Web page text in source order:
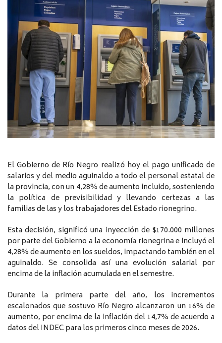
El Gobierno de Río Negro realizó hoy el pago unificado de
salarios y del medio aguinaldo a todo el personal estatal de
la provincia, con un 4,28% de aumento incluido, sosteniendo
la política de previsibilidad y llevando certezas a las
familias de las y los trabajadores del Estado rionegrino.
Esta decisión, significó una inyección de $170.000 millones
por parte del Gobierno a la economía rionegrina e incluyó el
4,28% de aumento en los sueldos, impactando también en el
aguinaldo. Se consolida así una evolución salarial por
encima de la inflación acumulada en el semestre.
Durante la primera parte del año, los incrementos
escalonados que sostuvo Río Negro alcanzaron un 16% de
aumento, por encima de la inflación del 14,7% de acuerdo a
datos del INDEC para los primeros cinco meses de 2026.